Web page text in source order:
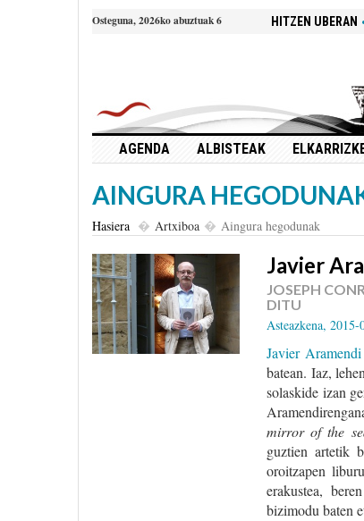
Osteguna, 2026ko abuztuak 6 HITZEN UBERAN
AGENDA ALBISTEAK
AINGURA
Hasiera Artxiboa Aingura hegodunak
Javier
JOSEPH
DITU
Asteazkena, 2015-
Javier
batean. Iaz,
solaskide izan
mirror of the
guztien artetik
oroitzapen
erakustea,
bizimodu baten